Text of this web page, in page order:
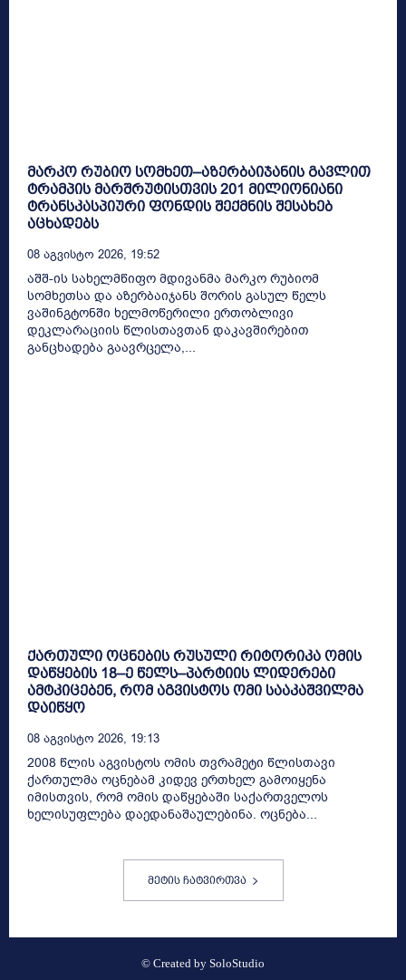
მარკო რუბიო სომხეთ–აზერბაიჯანის გავლით
ტრამპის მარშრუტისთვის 201 მილიონიანი
ტრანსკასპიური ფონდის შექმნის შესახებ
აცხადებს
08 Აგვისტო 2026, 19:52
აშშ-ის სახელმწიფო მდივანმა მარკო რუბიომ
სომხეთსა და აზერბაიჯანს შორის გასულ წელს
ვაშინგტონში ხელმოწერილი ერთობლივი
დეკლარაციის წლისთავთან დაკავშირებით
განცხადება გაავრცელა,...
ქართული ოცნების რუსული რიტორიკა ომის
დაწყების 18–ე წელს–პარტიის ლიდერები
ამტკიცებენ, რომ აგვისტოს ომი სააკაშვილმა
დაიწყო
08 Აგვისტო 2026, 19:13
2008 წლის აგვისტოს ომის თვრამეტი წლისთავი
ქართულმა ოცნებამ კიდევ ერთხელ გამოიყენა
იმისთვის, რომ ომის დაწყებაში საქართველოს
ხელისუფლება დაედანაშაულებინა. ოცნება...
მეტის ჩატვირთვა
© Created by SoloStudio